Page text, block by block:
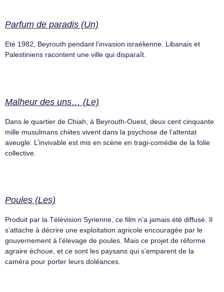
Parfum de paradis (Un)
Eté 1982, Beyrouth pendant l’invasion israélienne. Libanais et
Palestiniens racontent une ville qui disparaît.
Malheur des uns… (Le)
Dans le quartier de Chiah, à Beyrouth-Ouest, deux cent cinquante
mille musulmans chiites vivent dans la psychose de l’attentat
aveugle. L’invivable est mis en scène en tragi-comédie de la folie
collective.
Poules (Les)
Produit par la Télévision Syrienne, ce film n’a jamais été diffusé. Il
s’attache à décrire une exploitation agricole encouragée par le
gouvernement à l’élevage de poules. Mais ce projet de réforme
agraire échoue, et ce sont les paysans qui s’emparent de la
caméra pour porter leurs doléances.